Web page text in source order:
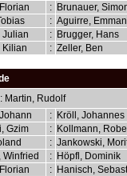
: Brunauer,
: Aguirre,
Julian
: Brugger, Hans
Kilian
: Zeller, Ben
Martin, Rudolf
: Kröll, Johannes
Gzim
: Kollmann,
: Jankowski,
Winfried
: Höpfl, Dominik
: Hanisch,